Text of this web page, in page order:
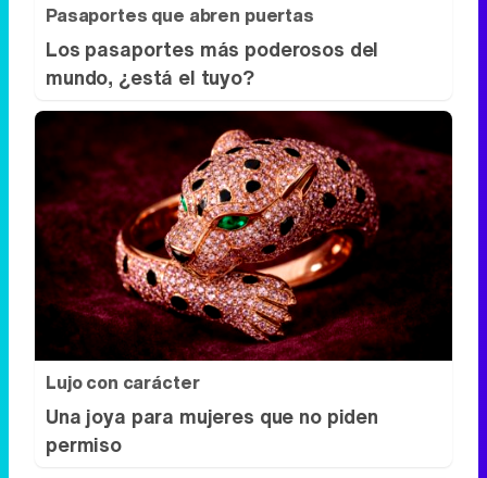
Pasaportes que abren puertas
Los pasaportes más poderosos del
mundo, ¿está el tuyo?
Lujo con carácter
Una joya para mujeres que no piden
permiso